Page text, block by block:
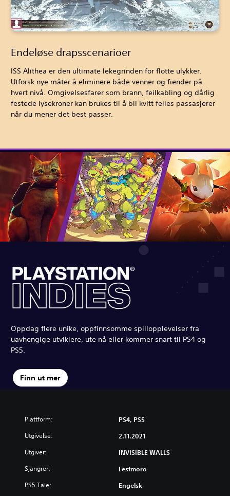
Endeløse drapsscenarioer
ISS Alithea er den ultimate lekegrinden for flotte ulykker.
Utforsk nye måter å eliminere både venner og fiender på
hvert nivå. Omgivelsesfarer som brann, feilkabling og dårlig
festede lysekroner kan brukes til å bli kvitt felles passasjerer
når du mener det best passer.
Oppdag flere unike, oppfinnsomme spillopplevelser fra
uavhengige utviklere, ute nå eller kommer snart til PS4 og
PS5.
Finn ut mer
Plattform: PS4, PS5
Utgivelse: 2.11.2021
Utgiver: INVISIBLE WALLS
Sjangrer: Festmoro
PS5 Tale: Engelsk